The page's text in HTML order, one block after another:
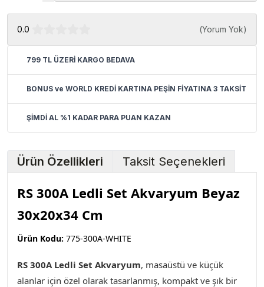
0.0 (Yorum Yok)
799 TL ÜZERİ KARGO BEDAVA
BONUS ve WORLD KREDİ KARTINA PEŞİN FİYATINA 3 TAKSİT
ŞİMDİ AL %1 KADAR PARA PUAN KAZAN
Ürün Özellikleri Taksit Seçenekleri
RS 300A Ledli Set Akvaryum Beyaz
30x20x34 Cm
Ürün Kodu: 775-300A-WHITE
RS 300A Ledli Set Akvaryum, masaüstü ve küçük
alanlar için özel olarak tasarlanmış, kompakt ve şık bir